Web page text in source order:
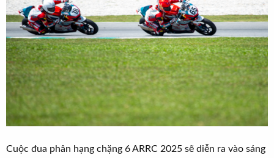
Cuộc đua phân hạng chặng 6 ARRC 2025 sẽ diễn ra vào sáng